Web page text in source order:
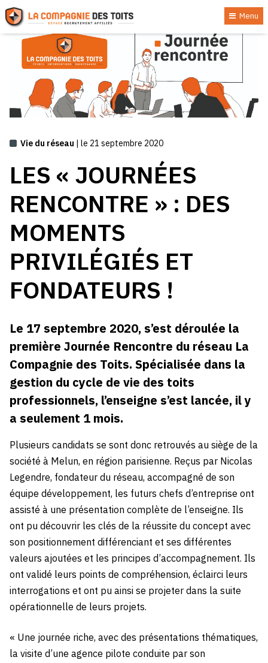
Menu
Vie du réseau | le 21 septembre 2020
LES « JOURNÉES
RENCONTRE » : DES
MOMENTS
PRIVILÉGIÉS ET
FONDATEURS !
Le 17 septembre 2020, s’est déroulée la
première Journée Rencontre du réseau La
Compagnie des Toits. Spécialisée dans la
gestion du cycle de vie des toits
professionnels, l’enseigne s’est lancée, il y
a seulement 1 mois.
Plusieurs candidats se sont donc retrouvés au siège de la
société à Melun, en région parisienne. Reçus par Nicolas
Legendre, fondateur du réseau, accompagné de son
équipe développement, les futurs chefs d’entreprise ont
assisté à une présentation complète de l’enseigne. Ils
ont pu découvrir les clés de la réussite du concept avec
son positionnement différenciant et ses différentes
valeurs ajoutées et les principes d’accompagnement. Ils
ont validé leurs points de compréhension, éclairci leurs
interrogations et ont pu ainsi se projeter dans la suite
opérationnelle de leurs projets.
« Une journée riche, avec des présentations thématiques,
la visite d’une agence pilote conduite par son